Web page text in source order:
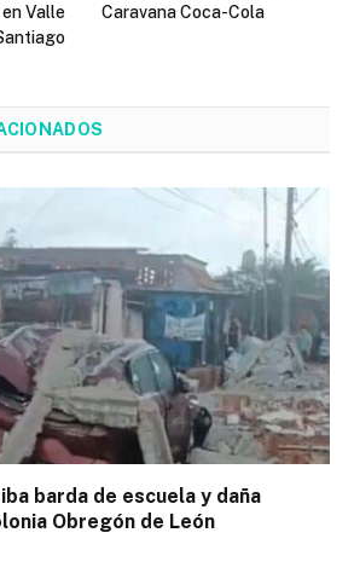
Valle
Caravana Coca-Cola
barda de escuela y daña
Obregón de León